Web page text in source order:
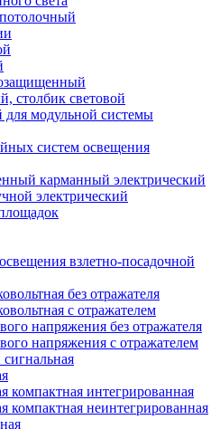
столбик световой
для модульной системы
систем освещения
карманный электрический
электрический
взлетно-посадочной
без отражателя
с отражателем
напряжения без отражателя
напряжения с отражателем
компактная интегрированная
компактная неинтегрированная